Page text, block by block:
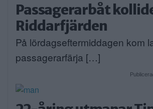
Passagerarbåt
Riddarfjärden
På lördagseftermiddagen kom
passagerarfärja […]